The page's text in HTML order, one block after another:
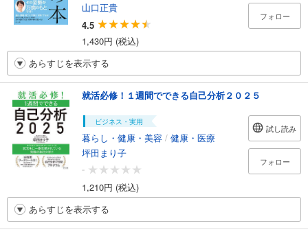
山口正貴
4.5
1,430円 (税込)
フォロー
あらすじを表示する
就活必修！１週間でできる自己分析２０２５
ビジネス・実用
暮らし・健康・美容 / 健康・医療
坪田まり子
-
1,210円 (税込)
試し読み
フォロー
あらすじを表示する